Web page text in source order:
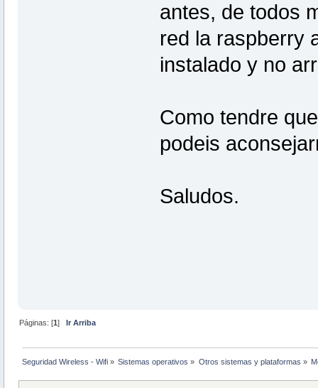
antes, de todos
red la raspberry
instalado y no
Como tendre
podeis
Saludos.
Páginas: [1] Ir Arriba
Seguridad Wireless - Wifi » Sistemas operativos » Otros sistemas y plataformas »